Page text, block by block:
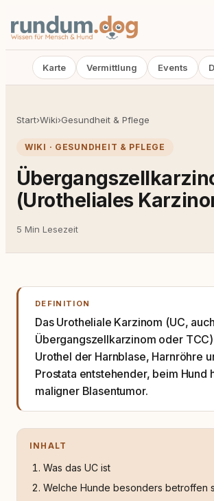
Karte Vermittlung Events
Start›Wiki›Gesundheit & Pflege
WIKI · GESUNDHEIT & PFLEGE
(Urotheliales
5 Min Lesezeit
DEFINITION
Das Urotheliale Karzinom (UC, auch
Übergangszellkarzinom oder
Urothel der Harnblase, Harnröhre
Prostata entstehender, beim Hund
maligner Blasentumor.
INHALT
Was das UC ist
Welche Hunde besonders betroffen